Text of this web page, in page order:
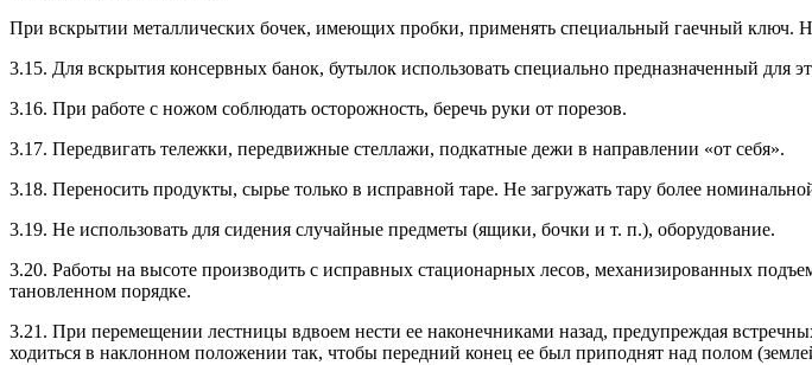
При вскры­тии ме­тал­ли­чес­ких бо­чек, име­ющих проб­ки, при­менять спе­ци­аль­ный га­еч­ный ключ.
3.15. Для вскры­тия кон­сер­вных ба­нок, бу­тылок ис­поль­зо­вать спе­ци­аль­но пред­назна­чен­ный для
3.16. При ра­боте с но­жом соб­лю­дать ос­то­рож­ность, бе­речь ру­ки от по­резов.
3.17. Пе­ред­ви­гать те­леж­ки, пе­ред­вижные стел­ла­жи, под­катные де­жи в нап­равле­нии «от се­бя».
3.18. Пе­рено­сить про­дук­ты, сырье толь­ко в ис­прав­ной та­ре. Не заг­ру­жать та­ру бо­лее
3.19. Не ис­поль­зо­вать для си­дения слу­чай­ные пред­ме­ты (ящи­ки, боч­ки и т. п.), обо­рудо­вание.
3.20. Ра­боты на вы­соте про­из­во­дить с ис­прав­ных ста­ци­онар­ных ле­сов, ме­хани­зиро­ван­ных
та­нов­ленном по­ряд­ке.
3.21. При пе­реме­щении лес­тни­цы вдво­ем нес­ти ее на­конеч­ни­ками на­зад, пре­дуп­реждая
ходить­ся в нак­лонном по­ложе­нии так, что­бы пе­ред­ний ко­нец ее был при­под­нят над по­лом